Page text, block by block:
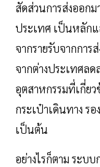
สัดส่วนการส่งออก
ประเทศ เป็นหลักแ
จากรายรับจากการ
จากต่างประเทศล
อุตสาหกรรมที่เกี่ย
กระเป๋าเดินทาง ร
เป็นต้น
อย่างไรก็ตาม ระบ